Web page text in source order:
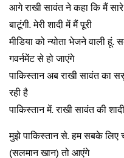
आगे राखी सावंत ने कहा कि मैं
बाटूंगी. मेरी शादी में मैं पूरी
मीडिया को न्योता भेजने वाली
गवर्नमेंट से हो जाएंगे
पाकिस्तान अब राखी सावंत का
रही है
पाकिस्तान में. राखी सावंत की
मुझे पाकिस्तान से. हम सबके लिए
(सलमान खान) तो आएंगे